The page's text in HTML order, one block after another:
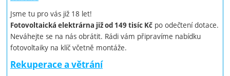
V létě naopaklze tohotovětrání využít k
pobytového prostoru v nočních hodinách.
Video: Rekuperační jednotka Venus
Jsme tu pro vás již 18 let!
Fotovoltaická elektrárna již od 149 tisíc Kč po odečtení dotace.
Neváhejte se na nás obrátit. Rádi vám připravíme nabídku
fotovoltaiky na klíč včetně montáže.
Rekuperace a větrání